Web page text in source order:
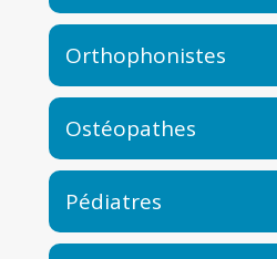
Orthophonistes
Ostéopathes
Pédiatres